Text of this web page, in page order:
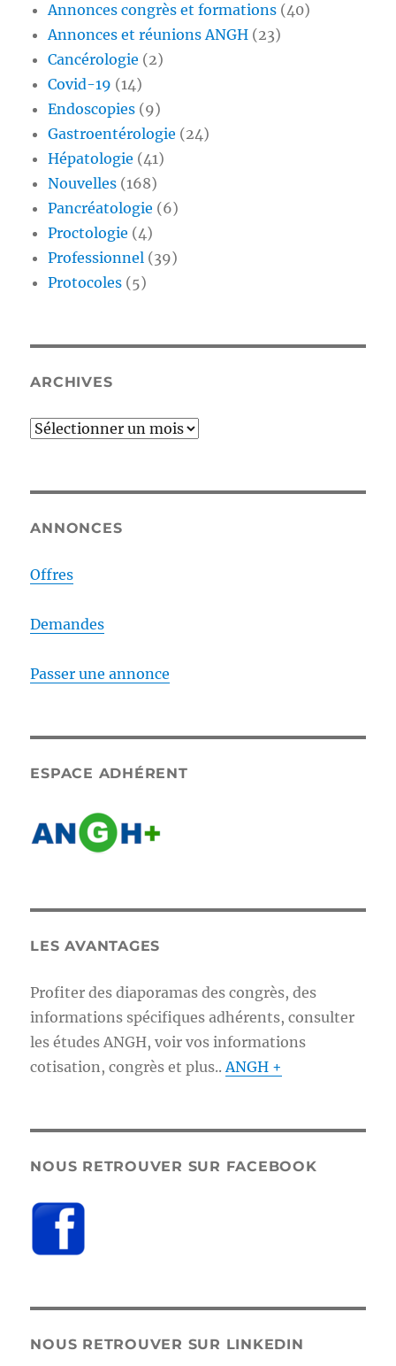
Annonces congrès et formations (40)
Annonces et réunions ANGH (23)
Cancérologie (2)
Covid-19 (14)
Endoscopies (9)
Gastroentérologie (24)
Hépatologie (41)
Nouvelles (168)
Pancréatologie (6)
Proctologie (4)
Professionnel (39)
Protocoles (5)
ARCHIVES
Archives
ANNONCES
Offres
Demandes
Passer une annonce
ESPACE ADHÉRENT
LES AVANTAGES
Profiter des diaporamas des congrès, des
informations spécifiques adhérents, consulter
les études ANGH, voir vos informations
cotisation, congrès et plus..ANGH +
NOUS RETROUVER SUR FACEBOOK
NOUS RETROUVER SUR LINKEDIN